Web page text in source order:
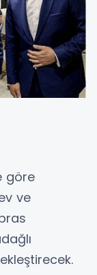
göre
ve